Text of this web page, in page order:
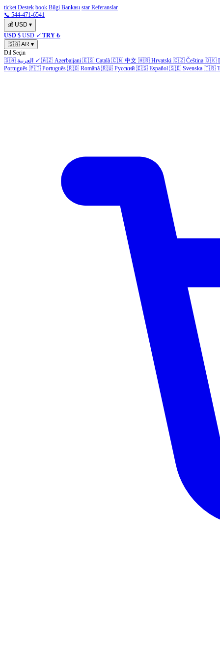
ticket Destek book Bilgi Bankası star Referanslar
📞 544-471-6541
💰 USD ▾
USD $ USD ✓ TRY ₺
🇸🇦 AR ▾
Dil Seçin
🇸🇦 العربية ✓ 🇦🇿 Azerbaijani 🇪🇸 Català 🇨🇳 中文 🇭🇷 Hrvatski 🇨🇿 Čeština 🇩🇰
Português 🇵🇹 Português 🇷🇴 Română 🇷🇺 Русский 🇪🇸 Español 🇸🇪 Svenska 🇹🇷